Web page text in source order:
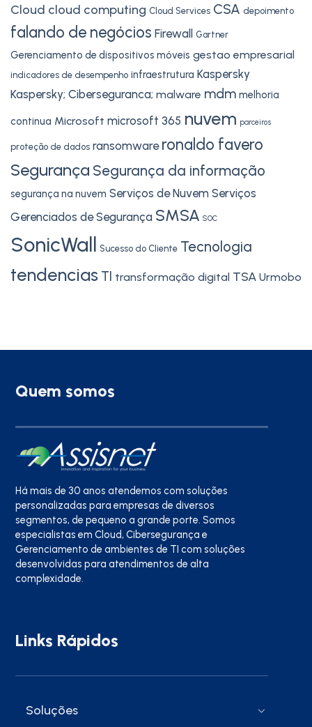
Cloud cloud computing Cloud Services CSA depoimento
falando de negócios Firewall Gartner
Gerenciamento de dispositivos móveis gestao empresarial
indicadores de desempenho infraestrutura Kaspersky
Kaspersky; Ciberseguranca; malware mdm melhoria
continua Microsoft microsoft 365 nuvem parceiros
proteção de dados ransomware ronaldo favero
Segurança Segurança da informação
segurança na nuvem Serviços de Nuvem Serviços
Gerenciados de Segurança SMSA SOC
SonicWall Sucesso do Cliente Tecnologia
tendencias TI transformação digital TSA Urmobo
Quem somos
Há mais de 30 anos atendemos com soluções
personalizadas para empresas de diversos
segmentos, de pequeno a grande porte. Somos
especialistas em Cloud, Cibersegurança e
Gerenciamento de ambientes de TI com soluções
desenvolvidas para atendimentos de alta
complexidade.
Links Rápidos
Soluções